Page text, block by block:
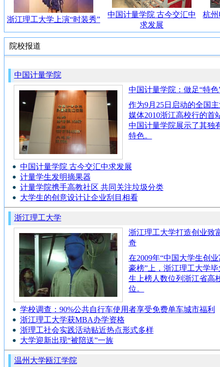
浙江理工大学上演“时装秀”
中国计量学院 古今交汇中
求发展
杭
院校报道
中国计量学院
中国计量学院：做足“特色
作为9月25日启动的全国
媒体2010浙江高校行的首
中国计量学院展示了其独
特色。
中国计量学院 古今交汇中求发展
计量学生发明摘果器
计量学院携手高教社区 共同关注垃圾分类
大学生的创意设计让企业刮目相看
浙江理工大学
浙江理工大学打造创业致
奇
在2009年“中国大学生创业
豪榜”上，浙江理工大学毕
生上榜人数位列浙江省高
位。
学校调查：90%公共自行车使用者享受免费单车城市福利
浙江理工大学获MBA办学资格
浙理工社会实践活动贴近热点形式多样
大学迎新出现“被陪送”一族
温州大学瓯江学院